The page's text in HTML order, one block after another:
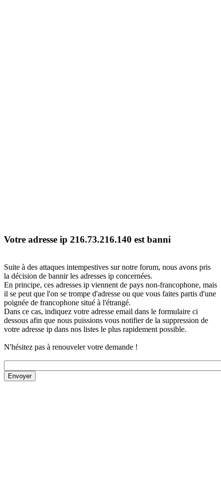
Votre adresse ip 216.73.216.140 est banni
Suite à des attaques intempestives sur notre forum, nous avons pris
la décision de bannir les adresses ip concernées.
En principe, ces adresses ip viennent de pays non-francophone, mais
il se peut que l'on se trompe d'adresse ou que vous faites partis d'une
poignée de francophone situé à l'étrangé.
Dans ce cas, indiquez votre adresse email dans le formulaire ci
dessous afin que nous puissions vous notifier de la suppression de
votre adresse ip dans nos listes le plus rapidement possible.
N'hésitez pas à renouveler votre demande !